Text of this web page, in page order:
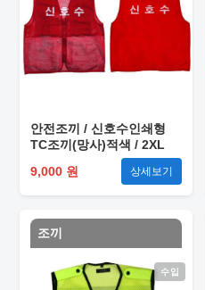
안전조끼 / 신호수인쇄형
TC조끼(망사)적색 / 2XL
9,000 원
상세보기
조끼
수입